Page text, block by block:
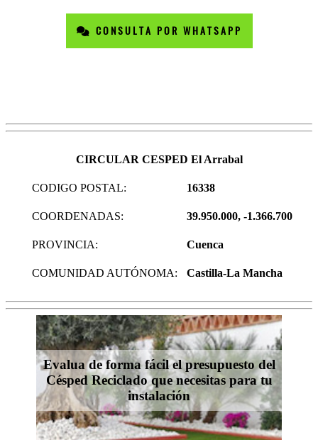
CONSULTA POR WHATSAPP
CIRCULAR CESPED El Arrabal
CODIGO POSTAL: 16338
COORDENADAS: 39.950.000, -1.366.700
PROVINCIA: Cuenca
COMUNIDAD AUTÓNOMA: Castilla-La Mancha
Evalua de forma fácil el presupuesto del
Césped Reciclado que necesitas para tu
instalación